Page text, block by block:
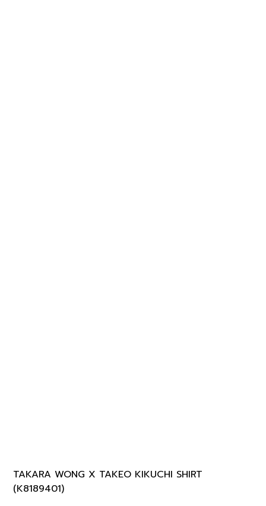
TAKARA WONG X TAKEO KIKUCHI SHIRT
(K8189401)